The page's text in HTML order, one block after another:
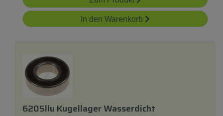
In den Warenkorb
6205llu Kugellager Wasserdicht